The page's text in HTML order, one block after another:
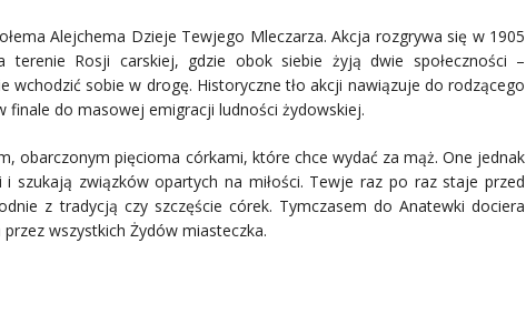
Alejchema Dzieje Tewjego Mleczarza. Akcja rozgrywa się w 1905
terenie Rosji carskiej, gdzie obok siebie żyją dwie społeczności –
wchodzić sobie w drogę. Historyczne tło akcji nawiązuje do rodzącego
finale do masowej emigracji ludności żydowskiej.
obarczonym pięcioma córkami, które chce wydać za mąż. One jednak
szukają związków opartych na miłości. Tewje raz po raz staje przed
z tradycją czy szczęście córek. Tymczasem do Anatewki dociera
wszystkich Żydów miasteczka.